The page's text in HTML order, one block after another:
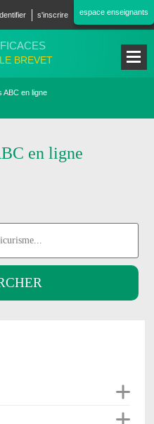
s'inscrire espace enseignants
BREVET
ABC en ligne
en ligne